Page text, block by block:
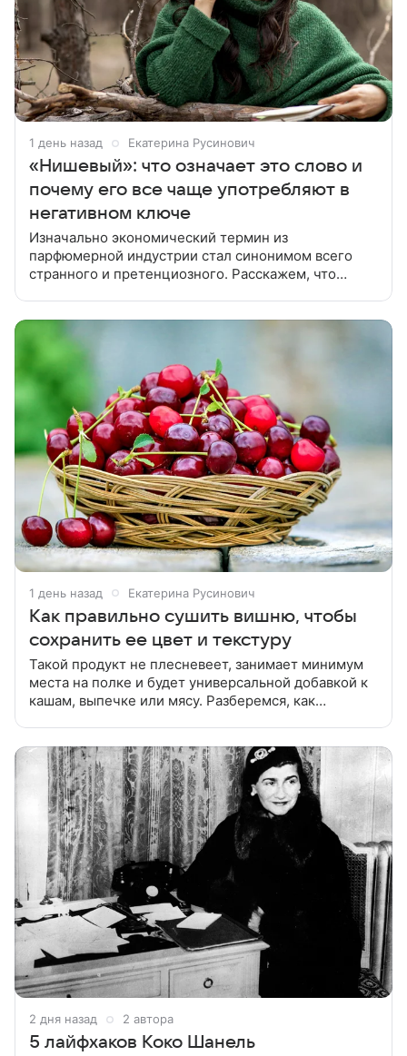
1 день назад Екатерина Русинович
«Нишевый»: что означает это слово и
почему его все чаще употребляют в
негативном ключе
Изначально экономический термин из
парфюмерной индустрии стал синонимом всего
странного и претенциозного. Расскажем, что
1 день назад Екатерина Русинович
Как правильно сушить вишню, чтобы
сохранить ее цвет и текстуру
Такой продукт не плесневеет, занимает минимум
места на полке и будет универсальной добавкой к
кашам, выпечке или мясу. Разберемся, как
2 дня назад 2 автора
5 лайфхаков Коко Шанель